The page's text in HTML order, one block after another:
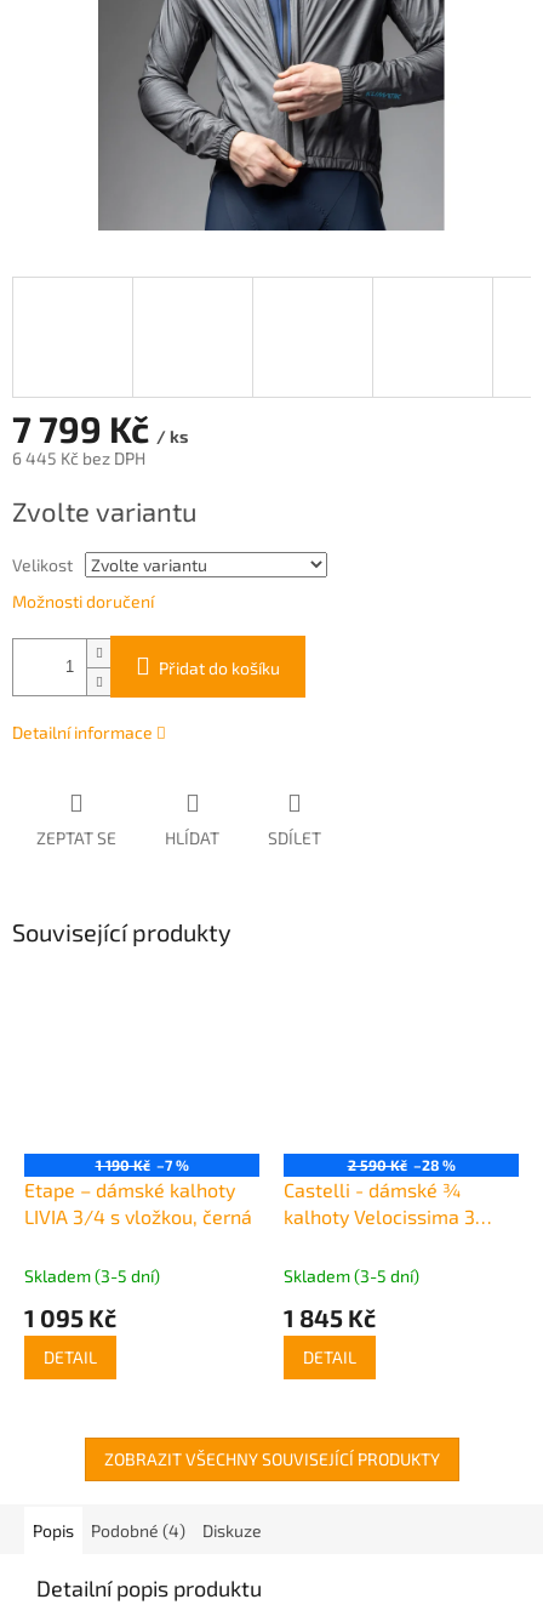
7 799 Kč / ks
6 445 Kč bez DPH
cena:
Zvolte variantu
Velikost
Možnosti doručení
Přidat do košíku
Detailní informace
ZEPTAT SE HLÍDAT SDÍLET
Související produkty
1 190 Kč –7 %
Etape – dámské kalhoty
LIVIA 3/4 s vložkou, černá
Skladem (3-5 dní)
1 095 Kč
DETAIL
2 590 Kč –28 %
Castelli - dámské ¾
kalhoty Velocissima 3
black/silver
Skladem (3-5 dní)
1 845 Kč
DETAIL
ZOBRAZIT VŠECHNY SOUVISEJÍCÍ PRODUKTY
Popis Podobné (4) Diskuze
Detailní popis produktu